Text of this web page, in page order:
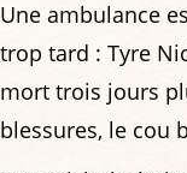
Une ambulance
trop tard : Tyre
mort trois jours
blessures, le cou